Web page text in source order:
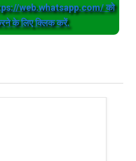
web.whatsapp.com/ को
के लिए क्लिक करें.